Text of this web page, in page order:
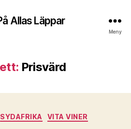
Allas Läppar
Meny
Prisvärd
Kategorier
SYDAFRIKA VITA VINER